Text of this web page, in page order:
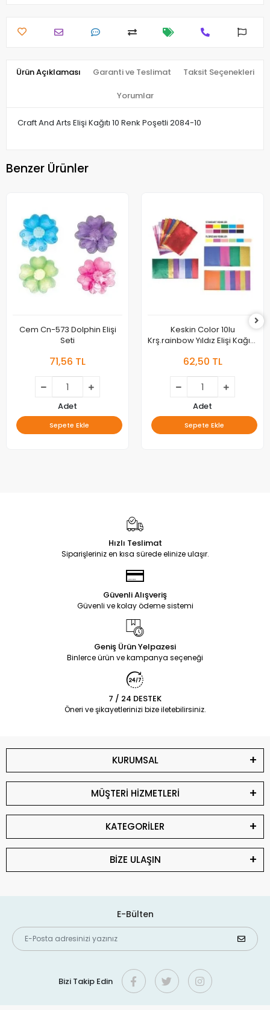
Ürün Açıklaması Garanti ve Teslimat Taksit Seçenekleri
Yorumlar
Craft And Arts Elişi Kağıtı 10 Renk Poşetli 2084-10
Benzer Ürünler
Cem Cn-573 Dolphin Elişi
Seti
71,56 TL
Adet
Sepete Ekle
Keskin Color 10lu
Krş.rainbow Yıldız Elişi Kağıdı
62,50 TL
Adet
Sepete Ekle
Hızlı Teslimat
Siparişleriniz en kısa sürede elinize ulaşır.
Güvenli Alışveriş
Güvenli ve kolay ödeme sistemi
Geniş Ürün Yelpazesi
Binlerce ürün ve kampanya seçeneği
7 / 24 DESTEK
Öneri ve şikayetlerinizi bize iletebilirsiniz.
KURUMSAL
MÜŞTERİ HİZMETLERİ
KATEGORİLER
BİZE ULAŞIN
E-Bülten
Bizi Takip Edin